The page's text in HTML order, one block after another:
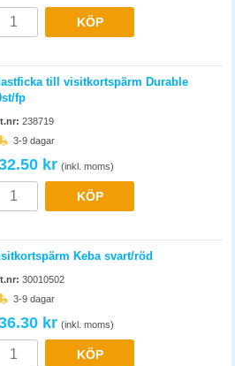
KÖP
till visitkortspärm Durable
fp
238719
3-9 dagar
kr (inkl. moms)
KÖP
Keba svart/röd
30010502
3-9 dagar
kr (inkl. moms)
KÖP